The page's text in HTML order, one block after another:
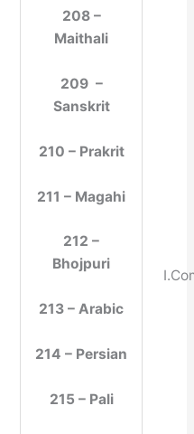
208 –
Maithali
209 –
Sanskrit
210 – Prakrit
211 – Magahi
212 –
Bhojpuri
213 – Arabic
214 – Persian
215 – Pali